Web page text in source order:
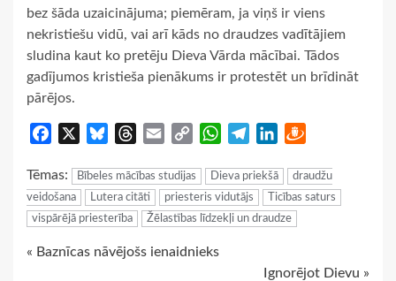
bez šāda uzaicinājuma; piemēram, ja viņš ir viens
nekristiešu vidū, vai arī kāds no draudzes vadītājiem
sludina kaut ko pretēju Dieva Vārda mācībai. Tādos
gadījumos kristieša pienākums ir protestēt un brīdināt
pārējos.
Facebook BlueskyThreads
Email
Copy
WhatsApp
TelegramLinkedIn
Tēmas: Bībeles mācības studijas Dieva priekšā
draudžu
veidošana
Lutera citāti priesteris vidutājs
Ticības saturs
vispārējā priesterība
Žēlastības līdzekļi un draudze
Continue
« Baznīcas nāvējošs ienaidnieks
Ignorējot Dievu »